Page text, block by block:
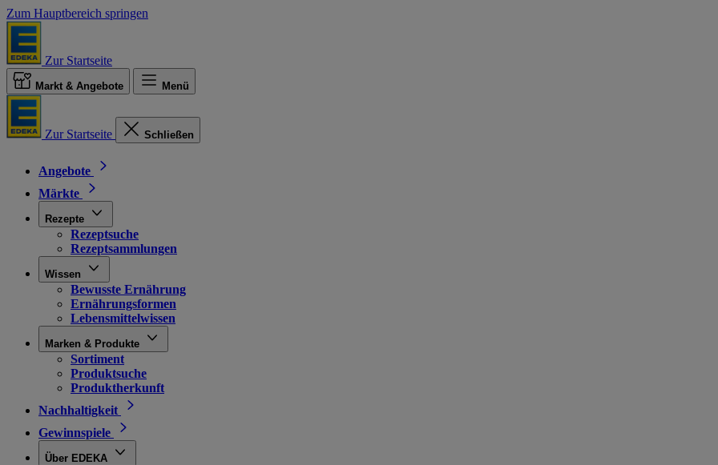
Zum Hauptbereich springen
Zur Startseite
Markt & Angebote Menü
Zur Startseite Schließen
Angebote
Märkte
Rezepte
Rezeptsuche
Rezeptsammlungen
Wissen
Bewusste Ernährung
Ernährungsformen
Lebensmittelwissen
Marken & Produkte
Sortiment
Produktsuche
Produktherkunft
Nachhaltigkeit
Gewinnspiele
Über EDEKA